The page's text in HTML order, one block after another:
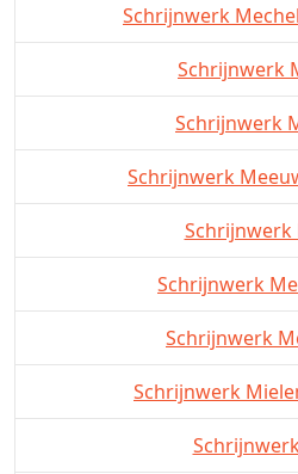
Schrijnwerk
Schrijnwerk
Schrijnwerk
Schrijnwerk
Schrijnwerk
Schrijnwerk
Schrijnwerk